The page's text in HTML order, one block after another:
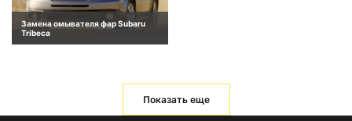
Замена омывателя фар Subaru
Tribeca
Показать еще